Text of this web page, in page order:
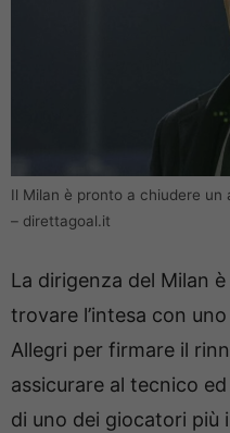
Il Milan è pronto a chiudere
– direttagoal.it
La dirigenza del Milan
trovare l’intesa con
Allegri per firmare il
assicurare al tecnico
di uno dei giocatori più